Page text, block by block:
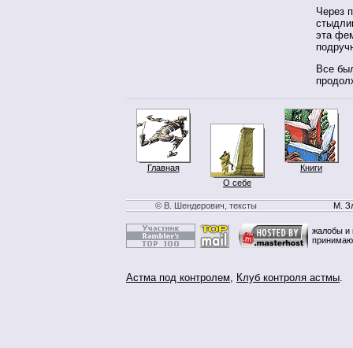
Через
эта
Все
Главная
О себе
Книги
© В. Шендерович, тексты М.
жалобы и
Астма под контролем, Клуб контроля астмы.